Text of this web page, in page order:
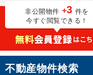
非公開物件 +3 件を
今すぐ閲覧できる！
不動産物件検索